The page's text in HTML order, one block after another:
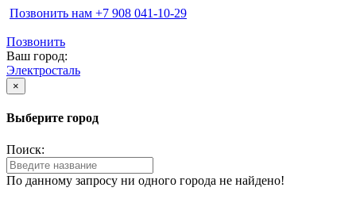
Позвонить нам ‪+7 908 041-10-29
Позвонить
Ваш город:
Электросталь
×
Выберите город
Поиск:
По данному запросу ни одного города не найдено!